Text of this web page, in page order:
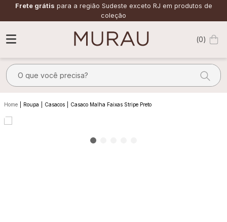
Frete grátis para a região Sudeste exceto RJ em produtos de
coleção
0
O que você precisa?
Roupa Casacos Casaco Malha Faixas Stripe Preto